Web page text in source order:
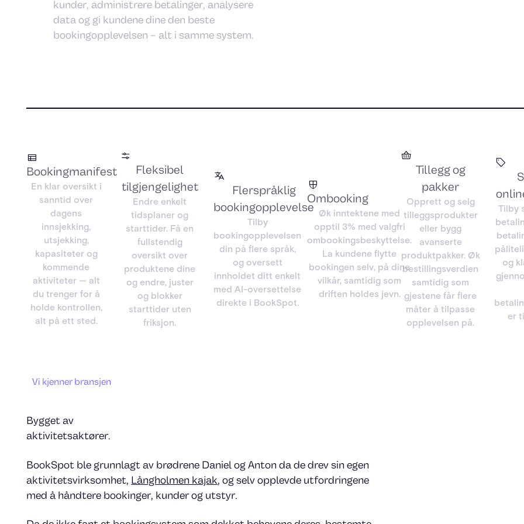
kunder, administrere betalinger, analysere
data og gi kundene dine den beste
bookingopplevelsen – alt i samme system.
Bookingmanifest
En klar oversikt i
sanntid over
dagens
innsjekking,
utsjekking,
kapasiteter og
kommende
aktiviteter — alt
du trenger for å
holde kontrollen,
alt på ett sted.
Fleksibel
tilgjengelighet
Endre enkelt
tidsplaner og
starttider. Få en
fullstendig
oversikt over
produktene dine
og endre, juster
og blokker
starttider uten
friksjon.
Flerspråklig
bookingopplevelse
Tilby
bookingopplevelsen
din på flere språk,
og oversett
innholdet ditt enkelt
med AI-oversettelse
direkte i BookSpot.
Ombooking
Øk inntektene med
opptil 3% med valgfri
ombookingsbeskyttelse.
La kundene flytte
bookingen selv, på dine
vilkår, samtidig som
driften holdes jevn.
Tillegg og
pakker
Opprett og selg
tilleggsprodukter
eller bygg
avanserte
produktpakker. Øk
bestillingsverdien
samtidig som
gjestene får flere
måter å tilpasse
opplevelsen på.
Tilby
og
er
Vi kjenner bransjen
Bygget av
aktivitetsaktører.
BookSpot ble grunnlagt av brødrene Daniel og Anton da de drev sin egen
aktivitetsvirksomhet, Långholmen kajak, og selv opplevde utfordringene
med å håndtere bookinger, kunder og utstyr.